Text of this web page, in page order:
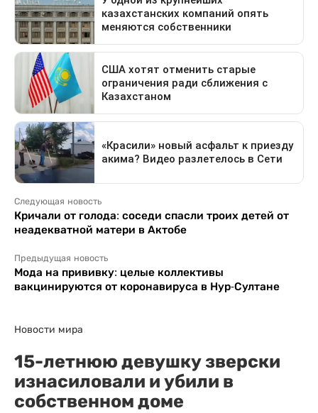
Следующая новость
Кричали от голода: соседи спасли троих детей от
неадекватной матери в Актобе
Предыдущая новость
Мода на прививку: целые коллективы
вакцинируются от коронавируса в Нур-Султане
Новости мира
15-летнюю девушку зверски
изнасиловали и убили в
собственном доме